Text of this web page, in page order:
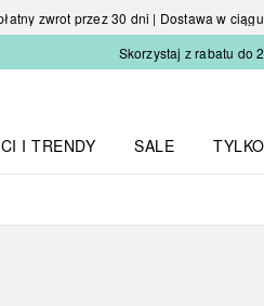
zwrot przez 30 dni | Dostawa w
Skorzystaj z rabatu do
I TRENDY
SALE